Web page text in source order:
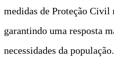
medidas de Proteção Civil
garantindo uma resposta
necessidades da população.